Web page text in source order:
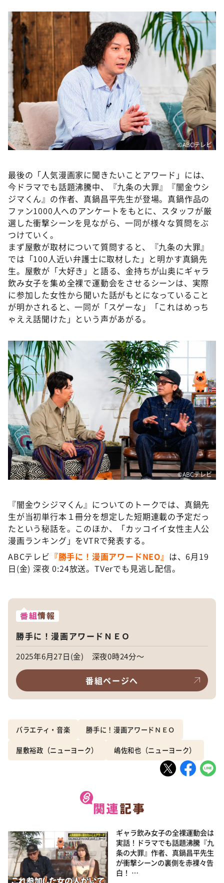
©️ABCテレビ
最後の「人気漫画家に聞きたいことアワード」には、
今ドラマでも話題沸騰中、『九条の大罪』『闇金ウシ
ジマくん』の作者、真鍋昌平先生が登場。真鍋作品の
ファン1000人へのアンケートをもとに、スタッフが厳
選した衝撃シーンを見ながら、一同が様々な質問をぶ
つけていく。
まず屋敷が取材について質問すると、『九条の大罪』
では「100人近い弁護士に取材した」と明かす真鍋先
生。屋敷が「大好き」と語る、金持ちが山奥にギャラ
飲み女子を集め全裸で運動会をさせるシーンは、実際
に参加した女性から聞いた話がもとになっていること
が明かされると、一同が「スゲーな」「これはめっち
ゃええ話聞けた」という声があがる。
©️ABCテレビ
『闇金ウシジマくん』についてのトークでは、真鍋先
生が当初単行本１冊分を想定した短期連載の予定だっ
たという秘話を。このほか、「カッコイイ女性主人公
漫画ランキング」をVTRで発表する。
ABCテレビ 『勝手に！漫画アワードNEO』 は、6月19
日(金) 深夜 0:24放送。TVerでも見逃し配信。
番組情報
勝手に！漫画アワードＮＥＯ
2025年6月27日(金) 深夜0時24分～
番組ページへ
バラエティ・音楽 勝手に！漫画アワードＮＥＯ
屋敷裕政（ニューヨーク） 嶋佐和也（ニューヨーク）
ギャラ飲み女子の全裸運動会は
実話！ドラマでも話題沸騰『九
条の大罪』作者、真鍋昌平先生
が衝撃シーンの裏側を赤裸々告
白！ …